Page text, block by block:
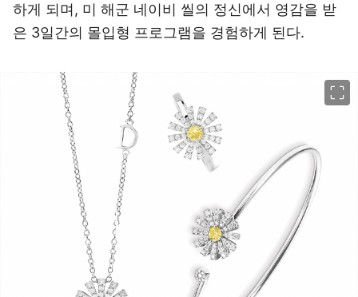
하게 되며, 미 해군 네이비 씰의 정신에서 영감을 받
은 3일간의 몰입형 프로그램을 경험하게 된다.